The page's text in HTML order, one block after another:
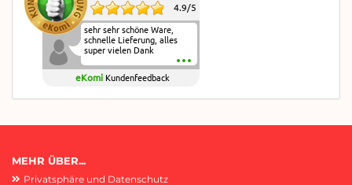
4.9/5
sehr sehr schöne Ware,
schnelle Lieferung, alles
super vielen Dank
eKomi Kundenfeedback
MEHR ÜBER...
Privatsphäre und Datenschutz